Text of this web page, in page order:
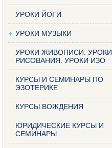
УРОКИ ЙОГИ
УРОКИ МУЗЫКИ
УРОКИ ЖИВОПИСИ. УРОКИ
РИСОВАНИЯ. УРОКИ ИЗО
КУРСЫ И СЕМИНАРЫ ПО
ЭЗОТЕРИКЕ
КУРСЫ ВОЖДЕНИЯ
ЮРИДИЧЕСКИЕ КУРСЫ И
СЕМИНАРЫ